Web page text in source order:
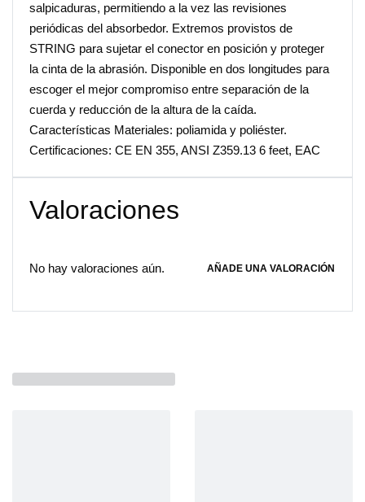
salpicaduras, permitiendo a la vez las revisiones
periódicas del absorbedor. Extremos provistos de
STRING para sujetar el conector en posición y proteger
la cinta de la abrasión. Disponible en dos longitudes para
escoger el mejor compromiso entre separación de la
cuerda y reducción de la altura de la caída.
Características Materiales: poliamida y poliéster.
Certificaciones: CE EN 355, ANSI Z359.13 6 feet, EAC
Valoraciones
No hay valoraciones aún. AÑADE UNA VALORACIÓN